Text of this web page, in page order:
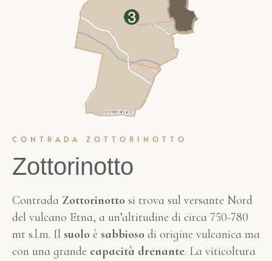
CONTRADA ZOTTORINOTTO
Zottorinotto
Contrada Zottorinotto si trova sul versante Nord
del vulcano Etna, a un’altitudine di circa 750-780
mt s.l.m. Il suolo è sabbioso di origine vulcanica ma
con una grande capacità drenante. La viticoltura